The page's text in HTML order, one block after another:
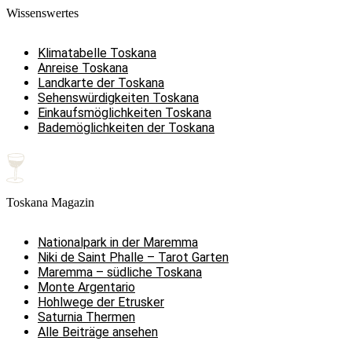
Wissenswertes
Klimatabelle Toskana
Anreise Toskana
Landkarte der Toskana
Sehenswürdigkeiten Toskana
Einkaufsmöglichkeiten Toskana
Bademöglichkeiten der Toskana
Toskana Magazin
Nationalpark in der Maremma
Niki de Saint Phalle – Tarot Garten
Maremma – südliche Toskana
Monte Argentario
Hohlwege der Etrusker
Saturnia Thermen
Alle Beiträge ansehen